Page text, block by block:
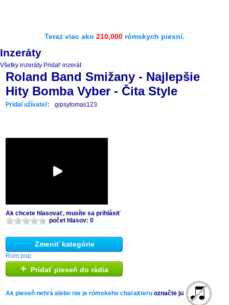
Teraz viac ako 210,000 rómskych piesní.
Inzeráty
Všetky inzeráty Pridať inzerát
Roland Band Smižany - Najlepšie
Hity Bomba Vyber - Čita Style
Pridal užívateľ: gipsytomas123
Ak chcete hlasovať, musíte sa prihlásiť
počet hlasov: 0
Zmeniť kategórie
Rom pop
+ Pridať pieseň do rádia
Ak pieseň nehrá alebo nie je rómskeho charakteru označte ju